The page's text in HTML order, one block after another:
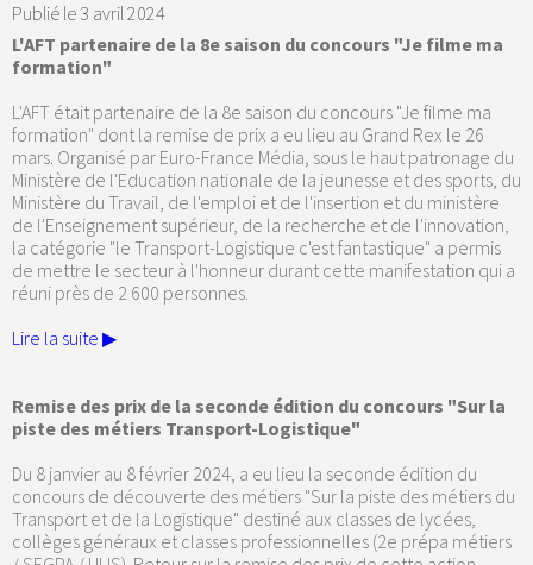
Publié le 3 avril 2024
L'AFT partenaire de la 8e saison du concours "Je filme ma
formation"
L'AFT était partenaire de la 8e saison du concours "Je filme ma
formation" dont la remise de prix a eu lieu au Grand Rex le 26
mars. Organisé par Euro-France Média, sous le haut patronage du
Ministère de l'Education nationale de la jeunesse et des sports, du
Ministère du Travail, de l'emploi et de l'insertion et du ministère
de l'Enseignement supérieur, de la recherche et de l'innovation,
la catégorie "le Transport-Logistique c'est fantastique" a permis
de mettre le secteur à l'honneur durant cette manifestation qui a
réuni près de 2 600 personnes.
Lire la suite ▶
Remise des prix de la seconde édition du concours "Sur la
piste des métiers Transport-Logistique"
Du 8 janvier au 8 février 2024, a eu lieu la seconde édition du
concours de découverte des métiers "Sur la piste des métiers du
Transport et de la Logistique" destiné aux classes de lycées,
collèges généraux et classes professionnelles (2e prépa métiers